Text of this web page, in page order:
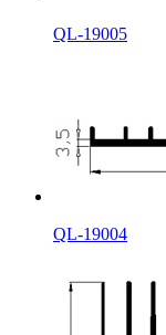
QL-19005
QL-19004